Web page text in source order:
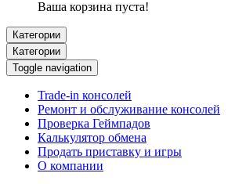
Ваша корзина пуста!
Категории
Категории
Toggle navigation
Trade-in консолей
Ремонт и обслуживание консолей
Проверка Геймпадов
Калькулятор обмена
Продать приставку и игры
О компании